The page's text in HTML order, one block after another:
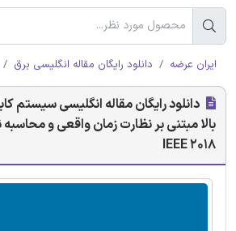
ایران عرضه دانلود رایگان مقاله انگلیسی برق
بالا مبتنی بر نظارت زمان واقعی و
IEEE 2018